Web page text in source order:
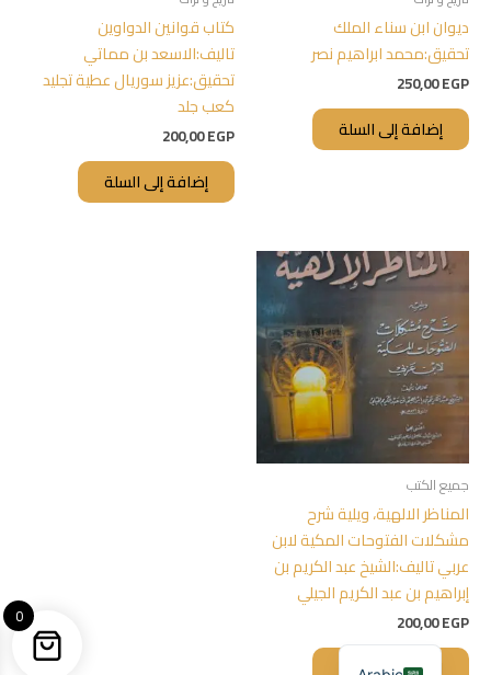
ديوان ابن سناء الملك
تحقيق:محمد ابراهيم نصر
250,00EGP
إضافة إلى السلة
كتاب قوانين الدواوين
تاليف:الاسعد بن مماتي
تحقيق:عزيز سوريال عطية تجليد
كعب جلد
200,00EGP
إضافة إلى السلة
جميع الكتب
المناظر الالهية، ويلية شرح
مشكلات الفتوحات المكية لابن
عربي تاليف:الشيخ عبد الكريم بن
إبراهيم بن عبد الكريم الجيلي
200,00EGP
إضافة إلى السلة
0